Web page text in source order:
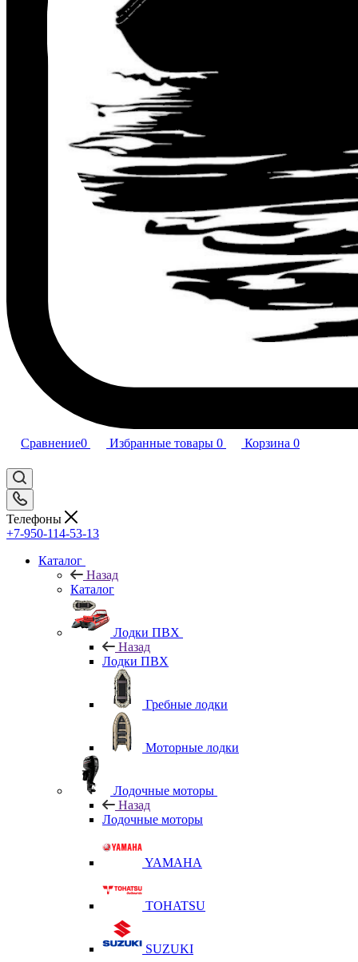
Сравнение0 Избранные товары 0 Корзина 0
Телефоны
+7-950-114-53-13
Каталог
Назад
Каталог
Лодки ПВХ
Назад
Лодки ПВХ
Гребные лодки
Моторные лодки
Лодочные моторы
Назад
Лодочные моторы
YAMAHA
TOHATSU
SUZUKI